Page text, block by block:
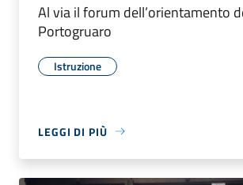
Al via il forum dell’orientamento
Portogruaro
Istruzione
LEGGI DI PIÙ